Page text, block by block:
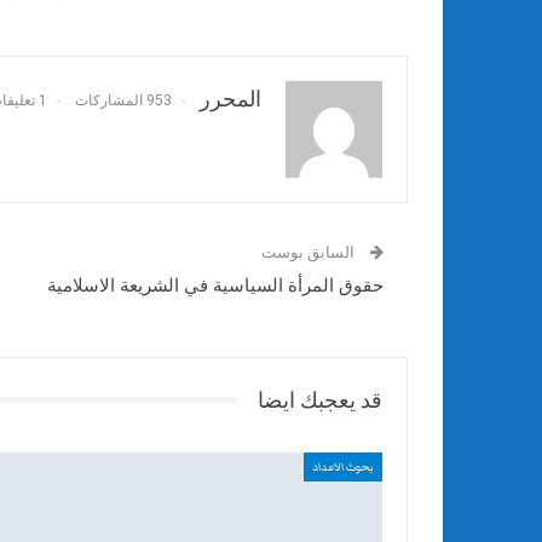
المحرر 953 المشاركات 1 تعليقات
السابق بوست
حقوق المرأة السياسية في الشريعة الاسلامية
قد يعجبك ايضا
بحوث الاعداد